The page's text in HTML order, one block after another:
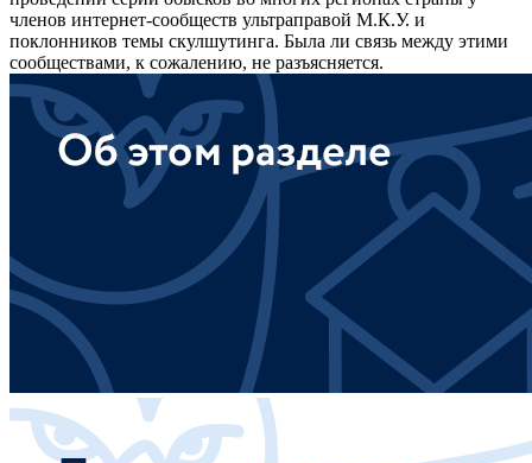
членов интернет-сообществ ультраправой М.К.У. и
поклонников темы скулшутинга. Была ли связь между этими
сообществами, к сожалению, не разъясняется.